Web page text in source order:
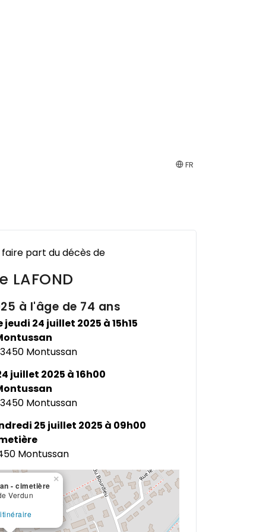
FR
faire part du décès de
LAFOND
à l'âge de 74 ans
jeudi 24 juillet 2025 à 15h15
Montussan
juillet 2025 à 16h00
Montussan
25 juillet 2025 à 09h00
Montussan
- cimetière
Verdun
×